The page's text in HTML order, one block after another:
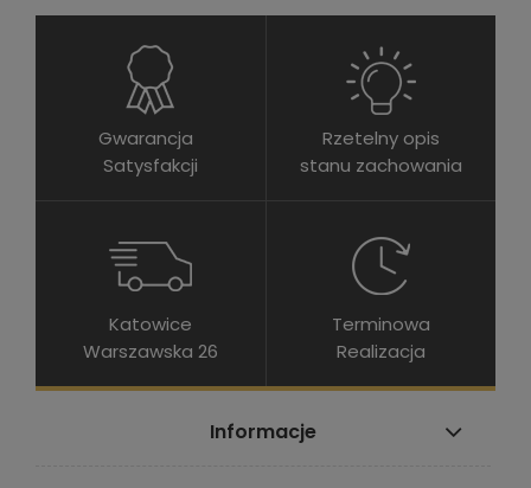
Gwarancja
Satysfakcji
Rzetelny opis
stanu zachowania
Katowice
Warszawska 26
Terminowa
Realizacja
Informacje